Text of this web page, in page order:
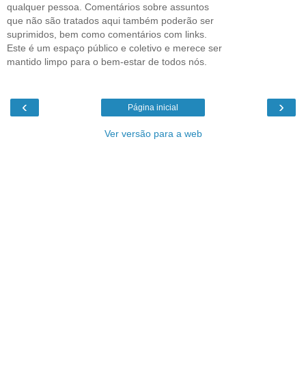
qualquer pessoa. Comentários sobre assuntos
que não são tratados aqui também poderão ser
suprimidos, bem como comentários com links.
Este é um espaço público e coletivo e merece ser
mantido limpo para o bem-estar de todos nós.
‹ ›
Página inicial
Ver versão para a web